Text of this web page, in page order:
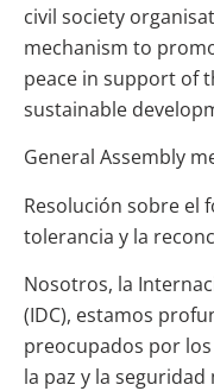
civil society
mechanism to
peace in support of
sustainable
General Assembly
Resolución sobre el
tolerancia y la
Nosotros, la
(IDC), estamos
preocupados por
la paz y la